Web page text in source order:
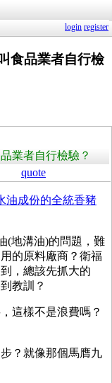
login register
食品業者自行檢
業者自行檢驗？
quote
油成份的全統香豬
(地溝油)的問題，難
的原料廠商？衛福
，總該先抓大的
教訓？
這樣不是浪費嗎？
？就像那個馬膺九